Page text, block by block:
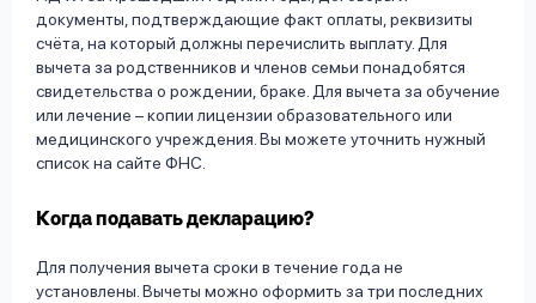
документы, подтверждающие факт оплаты, реквизиты
счёта, на который должны перечислить выплату. Для
вычета за родственников и членов семьи понадобятся
свидетельства о рождении, браке. Для вычета за обучение
или лечение – копии лицензии образовательного или
медицинского учреждения. Вы можете уточнить нужный
список на сайте ФНС.
Когда подавать декларацию?
Для получения вычета сроки в течение года не
установлены. Вычеты можно оформить за три последних